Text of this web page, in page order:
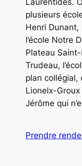
Laurentides.
plusieurs
Henri Dunant,
l’école Notre
Plateau Saint-
Trudeau,
plan collégial,
Lionelx-
Jérôme qui
Prendre